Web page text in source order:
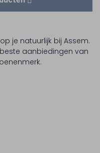
je natuurlijk bij Assem.
aanbiedingen van